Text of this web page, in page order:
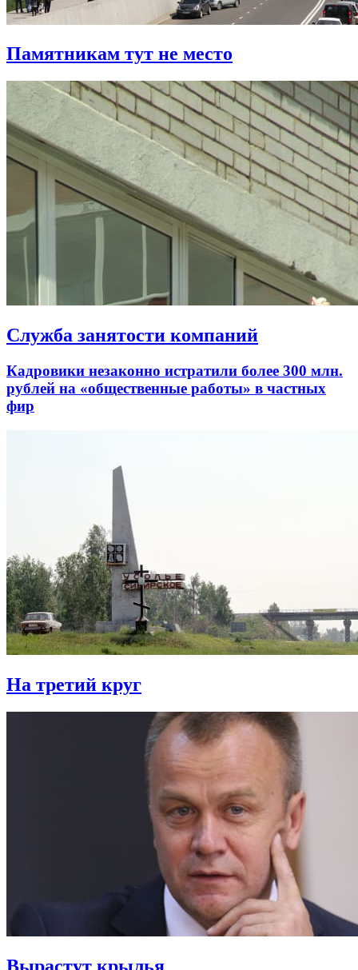
Памятникам тут не место
Служба занятости компаний
Кадровики незаконно истратили более 300 млн.
рублей на «общественные работы» в частных
фир
На третий круг
Вырастут крылья